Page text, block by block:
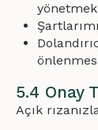
5.4 Onay
Açık